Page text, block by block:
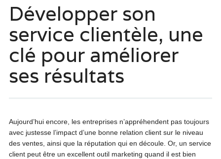
Développer son
service clientèle, une
clé pour améliorer
ses résultats
Aujourd’hui encore, les entreprises n’appréhendent pas toujours
avec justesse l’impact d’une bonne relation client sur le niveau
des ventes, ainsi que la réputation qui en découle. Or, un service
client peut être un excellent outil marketing quand il est bien